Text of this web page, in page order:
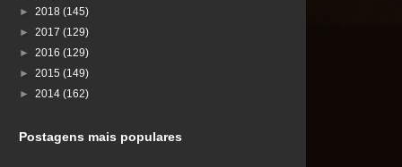
► 2018 (145)
► 2017 (129)
► 2016 (129)
► 2015 (149)
► 2014 (162)
Postagens mais populares